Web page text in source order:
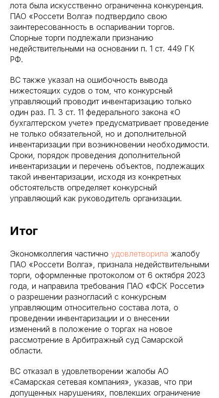
лота была искусственно ограниченна конкуренция.
ПАО «Россети Волга» подтвердило свою
заинтересованность в оспаривании торгов.
Спорные торги подлежали признанию
недействительными на основании п. 1 ст. 449 ГК
РФ.
ВС также указал на ошибочность вывода
нижестоящих судов о том, что конкурсный
управляющий проводит инвентаризацию только
один раз. П. 3 ст. 11 федерального закона «О
бухгалтерском учете» предусматривает проведение
не только обязательной, но и дополнительной
инвентаризации при возникновении необходимости.
Сроки, порядок проведения дополнительной
инвентаризации и перечень объектов, подлежащих
такой инвентаризации, исходя из конкретных
обстоятельств определяет конкурсный
управляющий как руководитель организации.
Итог
Экономколлегия частично удовлетворила жалобу
ПАО «Россети Волга», признала недействительными
торги, оформленные протоколом от 6 октября 2023
года, и направила требования ПАО «ФСК Россети»
о разрешении разногласий с конкурсным
управляющим относительно состава лота, о
проведении инвентаризации и о внесении
изменений в положение о торгах на новое
рассмотрение в Арбитражный суд Самарской
области.
ВС отказал в удовлетворении жалобы АО
«Самарская сетевая компания», указав, что при
допущенных нарушениях, повлекших ограничение